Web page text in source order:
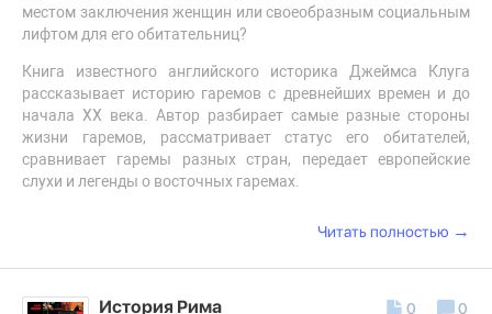
местом заключения женщин или своеобразным социальным
лифтом для его обитательниц?
Книга известного английского историка Джеймса Клуга
рассказывает историю гаремов с древнейших времен и до
начала ХХ века. Автор разбирает самые разные стороны
жизни гаремов, рассматривает статус его обитателей,
сравнивает гаремы разных стран, передает европейские
слухи и легенды о восточных гаремах.
Читать полностью →
История Рима 0 0